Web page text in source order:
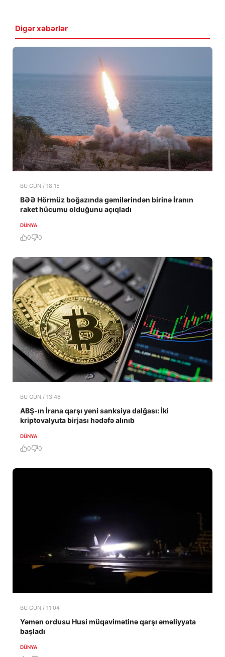
Digər xəbərlər
BU GÜN / 18:15
BƏƏ Hörmüz boğazında gəmilərindən birinə İranın
raket hücumu olduğunu açıqladı
DÜNYA
0 0
BU GÜN / 13:46
ABŞ-ın İrana qarşı yeni sanksiya dalğası: İki
kriptovalyuta birjası hədəfə alınıb
DÜNYA
0 0
BU GÜN / 11:04
Yəmən ordusu Husi müqavimətinə qarşı əməliyyata
başladı
DÜNYA